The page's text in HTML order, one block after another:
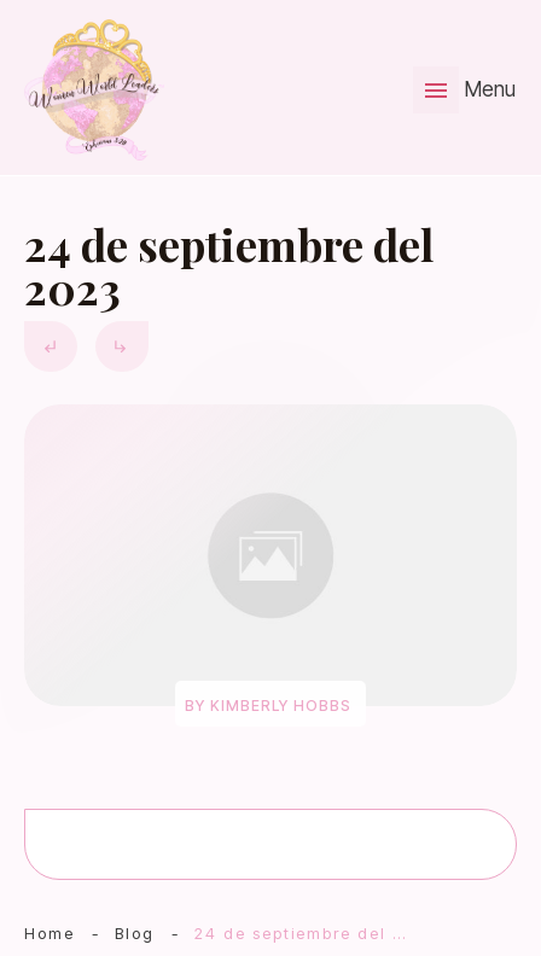
Menu
24 de septiembre del
2023
BY KIMBERLY HOBBS
Home - Blog - 24 de septiembre del 2023